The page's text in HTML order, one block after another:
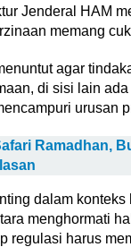
Jenderal HAM
memang
agar
di sisi lain
urusan
Ramadhan,
dalam
menghormati
regulasi harus